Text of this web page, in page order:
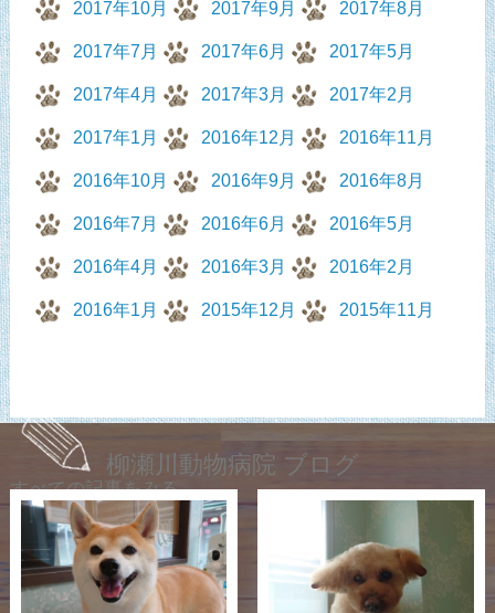
2017年10月 2017年9月 2017年8月
2017年7月 2017年6月 2017年5月
2017年4月 2017年3月 2017年2月
2017年1月 2016年12月 2016年11月
2016年10月 2016年9月 2016年8月
2016年7月 2016年6月 2016年5月
2016年4月 2016年3月 2016年2月
2016年1月 2015年12月 2015年11月
柳瀬川動物病院 ブログ
すべての記事をみる